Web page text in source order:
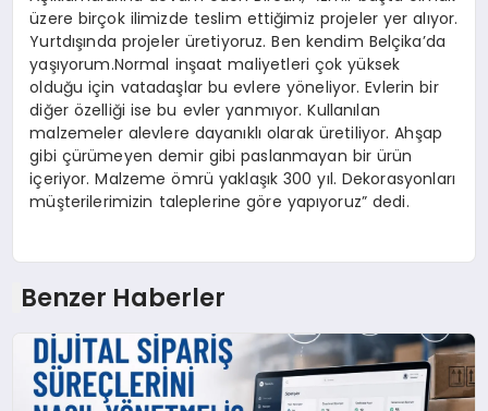
üzere birçok ilimizde teslim ettiğimiz projeler yer alıyor.
Yurtdışında projeler üretiyoruz. Ben kendim Belçika’da
yaşıyorum.Normal inşaat maliyetleri çok yüksek
olduğu için vatadaşlar bu evlere yöneliyor. Evlerin bir
diğer özelliği ise bu evler yanmıyor. Kullanılan
malzemeler alevlere dayanıklı olarak üretiliyor. Ahşap
gibi çürümeyen demir gibi paslanmayan bir ürün
içeriyor. Malzeme ömrü yaklaşık 300 yıl. Dekorasyonları
müşterilerimizin taleplerine göre yapıyoruz” dedi.
Benzer Haberler